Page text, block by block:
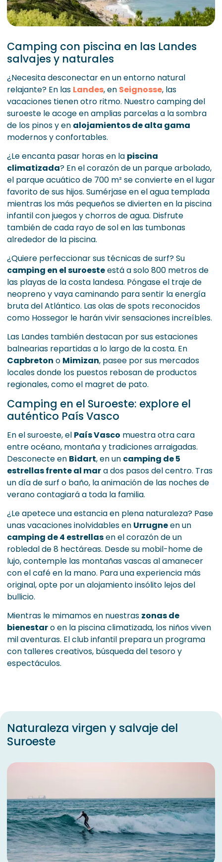
Camping con piscina en las Landes
salvajes y naturales
¿Necesita desconectar en un entorno natural
relajante? En las Landes, en Seignosse, las
vacaciones tienen otro ritmo. Nuestro camping del
suroeste le acoge en amplias parcelas a la sombra
de los pinos y en alojamientos de alta gama
modernos y confortables.
¿Le encanta pasar horas en la piscina
climatizada? En el corazón de un parque arbolado,
el parque acuático de 700 m² se convierte en el lugar
favorito de sus hijos. Sumérjase en el agua templada
mientras los más pequeños se divierten en la piscina
infantil con juegos y chorros de agua. Disfrute
también de cada rayo de sol en las tumbonas
alrededor de la piscina.
¿Quiere perfeccionar sus técnicas de surf? Su
camping en el suroesteestá a solo 800 metros de
las playas de la costa landesa. Póngase el traje de
neopreno y vaya caminando para sentir la energía
bruta del Atlántico. Las olas de spots reconocidos
como Hossegor le harán vivir sensaciones increíbles.
Las Landes también destacan por sus estaciones
balnearias repartidas a lo largo de la costa. En
Capbreton o Mimizan, pasee por sus mercados
locales donde los puestos rebosan de productos
regionales, como el magret de pato.
Camping en el Suroeste: explore el
auténtico País Vasco
En el suroeste, el País Vasco muestra otra cara
entre océano, montaña y tradiciones arraigadas.
Desconecte en Bidart, en un camping de 5
estrellas frente al mara dos pasos del centro. Tras
un día de surf o baño, la animación de las noches de
verano contagiará a toda la familia.
¿Le apetece una estancia en plena naturaleza? Pase
unas vacaciones inolvidables en Urrugneen un
camping de 4 estrellasen el corazón de un
robledal de 8 hectáreas. Desde su mobil-home de
lujo, contemple las montañas vascas al amanecer
con el café en la mano. Para una experiencia más
original, opte por un alojamiento insólito lejos del
bullicio.
Mientras le mimamos en nuestras zonas de
bienestaro en la piscina climatizada, los niños viven
mil aventuras. El club infantil prepara un programa
con talleres creativos, búsqueda del tesoro y
espectáculos.
Naturaleza virgen y salvaje del
Suroeste